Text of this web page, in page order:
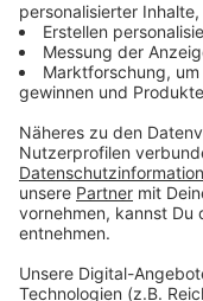
Städten Hattingen,
Wetter/Ruhr
neun
sind:
Christian Brandt
Wetter/Ruhr),
André Paffrath
(Bündnis90/Die
Wetter/Ruhr),